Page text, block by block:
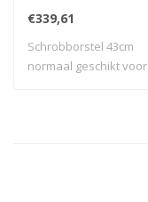
€339,61
Schrobborstel 43cm
normaal geschikt voor